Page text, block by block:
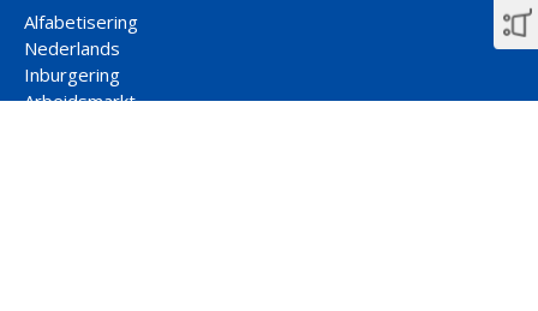
Alfabetisering
Nederlands
Inburgering
Arbeidsmarkt